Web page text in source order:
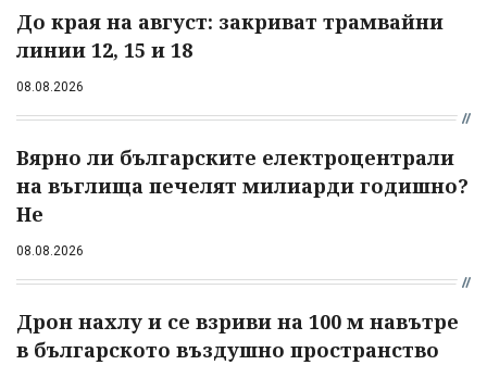
До края на август: закриват трамвайни
линии 12, 15 и 18
08.08.2026
Вярно ли българските електроцентрали
на въглища печелят милиарди годишно?
Не
08.08.2026
Дрон нахлу и се взриви на 100 м навътре
в българското въздушно пространство